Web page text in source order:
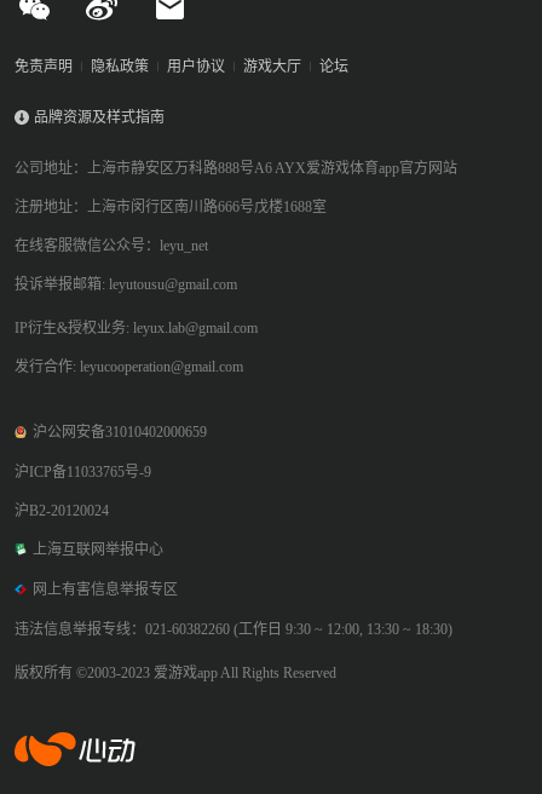
免责声明 隐私政策 用户协议 游戏大厅 论坛
品牌资源及样式指南
公司地址：上海市静安区万科路888号A6 AYX爱游戏体育app官方网站
注册地址：上海市闵行区南川路666号戊楼1688室
在线客服微信公众号：leyu_net
投诉举报邮箱: leyutousu@gmail.com
IP衍生&授权业务: leyux.lab@gmail.com
发行合作: leyucooperation@gmail.com
沪公网安备31010402000659
沪ICP备11033765号-9
沪B2-20120024
上海互联网举报中心
网上有害信息举报专区
违法信息举报专线：021-60382260 (工作日 9:30 ~ 12:00, 13:30 ~ 18:30)
版权所有 ©2003-2023 爱游戏app All Rights Reserved
爱游戏app体育